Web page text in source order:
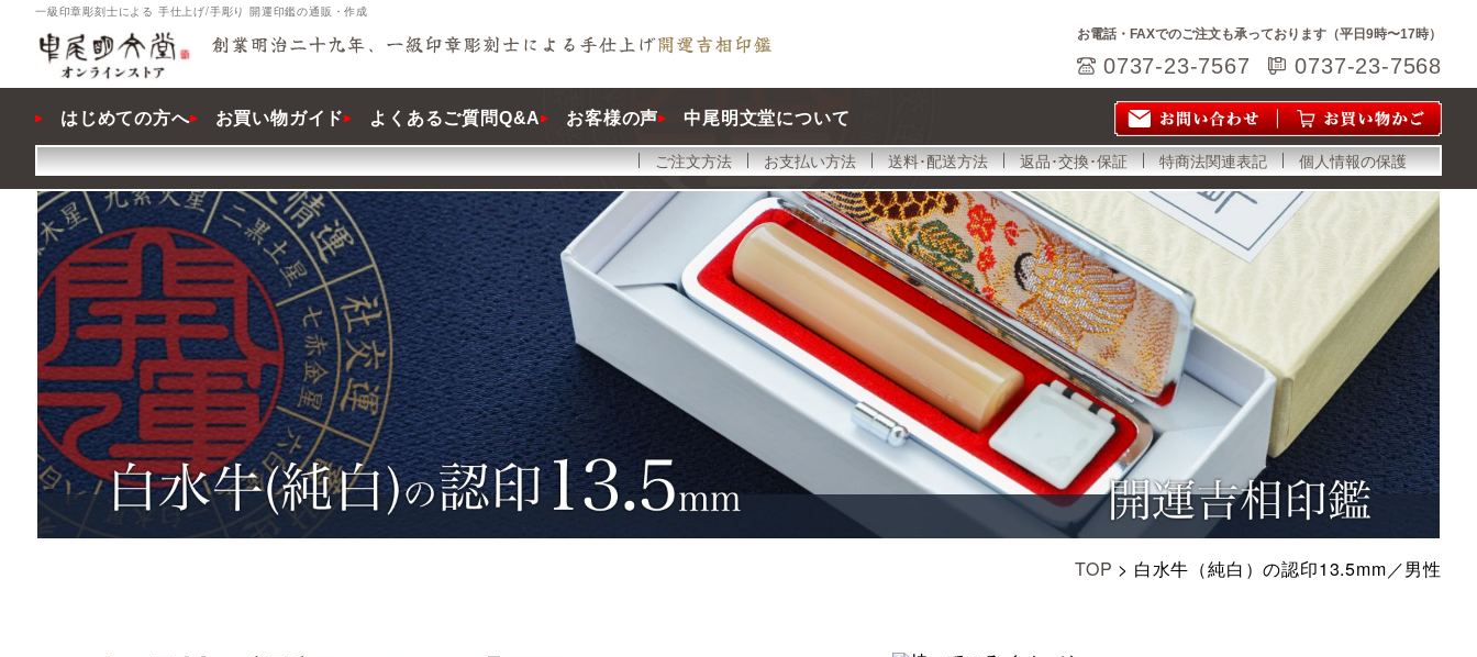
一級印章彫刻士による 手仕上げ/手彫り 開運印鑑の通販・作成
お電話・FAXでのご注文も承っております（平日9時〜17時）
0737-23-7567 0737-23-7568
はじめての方へ お買い物ガイド よくあるご質問Q&A お客様の声 中尾明文堂について
ご注文方法 お支払い方法 送料･配送方法 返品･交換･保証 特商法関連表記 個人情報の保護
TOP > 白水牛（純白）の認印13.5mm／男性